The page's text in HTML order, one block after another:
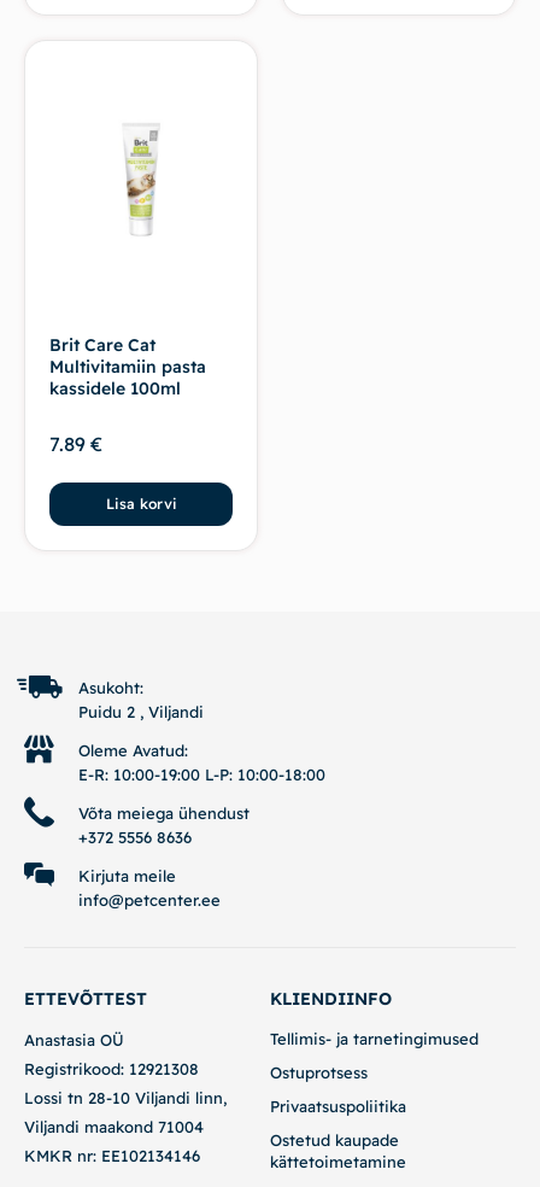
Brit Care Cat
Multivitamiin pasta
kassidele 100ml
7.89 €
Lisa korvi
Asukoht:
Puidu 2 , Viljandi
Oleme Avatud:
E-R: 10:00-19:00 L-P: 10:00-18:00
Võta meiega ühendust
+372 5556 8636
Kirjuta meile
info@petcenter.ee
ETTEVÕTTEST
Anastasia OÜ
Registrikood: 12921308
Lossi tn 28-10 Viljandi linn,
Viljandi maakond 71004
KMKR nr: EE102134146
KLIENDIINFO
Tellimis- ja tarnetingimused
Ostuprotsess
Privaatsuspoliitika
Ostetud kaupade
kättetoimetamine